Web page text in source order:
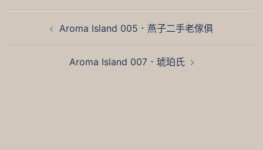
Aroma Island 005．燕子二手老傢俱
Aroma Island 007．琥珀氏